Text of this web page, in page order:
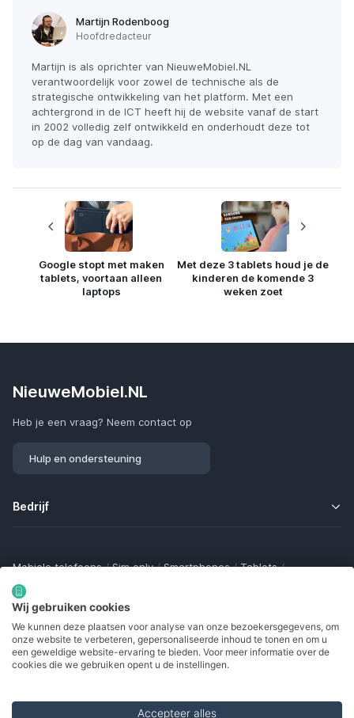
Martijn Rodenboog
Hoofdredacteur
Martijn is als oprichter van NieuweMobiel.NL
verantwoordelijk voor zowel de technische als de
strategische ontwikkeling van het platform. Met een
achtergrond in de ICT heeft hij de website vanaf de start
in 2002 volledig zelf ontwikkeld en onderhoudt deze tot
op de dag van vandaag.
Google stopt met maken
tablets, voortaan alleen
laptops
Met deze 3 tablets houd je de
kinderen de komende 3
weken zoet
NieuweMobiel.NL
Heb je een vraag? Neem contact op
Hulp en ondersteuning
Bedrijf
Mobiele telefoons / Sim only / Smartphones / Tablets /
Smartwatches
Bluetooth trackers / Opladers
Samsung Galaxy
Gamingtelefoons / Foldables / Robuuste telefoons /
Seniorentelefoons / Waterdichte telefoons / Refurbished
Wij gebruiken cookies
We kunnen deze plaatsen voor analyse van onze bezoekersgegevens, om
onze website te verbeteren, gepersonaliseerde inhoud te tonen en om u
een geweldige website-ervaring te bieden. Voor meer informatie over de
cookies die we gebruiken opent u de instellingen.
Accepteer alles